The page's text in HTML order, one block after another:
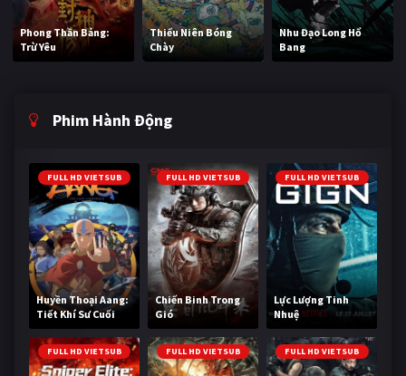
Phong Thần Bảng:
Trừ Yêu
Thiếu Niên Bóng
Chày
Nhu Đạo Long Hổ
Bang
Phim Hành Động
FULL HD VIETSUB
Huyền Thoại Aang:
Tiết Khí Sư Cuối
Cùng
FULL HD VIETSUB
Chiến Binh Trong
Gió
FULL HD VIETSUB
Lực Lượng Tinh
Nhuệ
FULL HD VIETSUB FULL HD VIETSUB FULL HD VIETSUB